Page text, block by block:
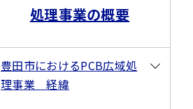
処理事業の概要
豊田市におけるPCB広域処
理事業 経緯